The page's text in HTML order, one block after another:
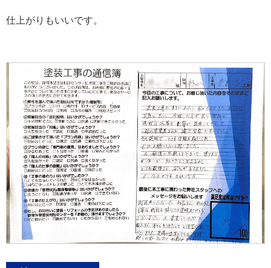
仕上がりもいいです。